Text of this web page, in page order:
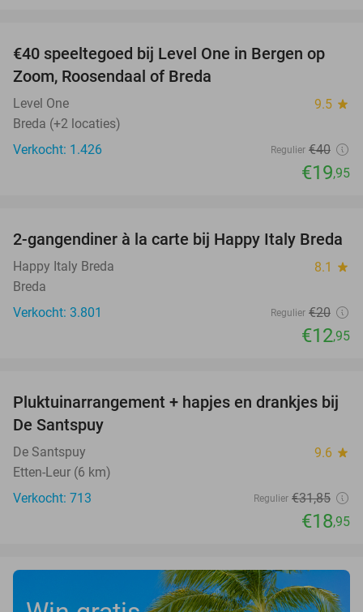
50%
€40 speeltegoed bij Level One in Bergen op
Zoom, Roosendaal of Breda
Level One 9.5 star
Breda (+2 locaties)
Verkocht: 1.426
Regulier €40
€19,95
35%
2-gangendiner à la carte bij Happy Italy Breda
Happy Italy Breda 8.1 star
Breda
Verkocht: 3.801
Regulier €20
€12,95
41%
Pluktuinarrangement + hapjes en drankjes bij
De Santspuy
De Santspuy 9.6 star
Etten-Leur (6 km)
Verkocht: 713
Regulier €31,85
€18,95